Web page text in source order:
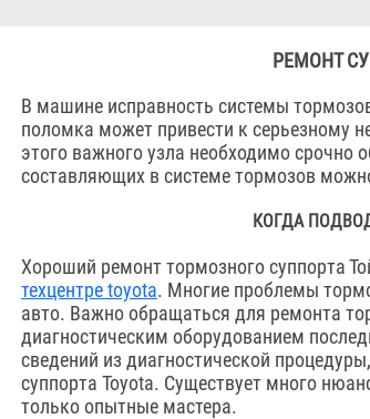
РЕМОНТ
В машине исправность системы
поломка может привести к серьезному
этого важного узла необходимо срочно
составляющих в системе тормозов
КОГДА
Хороший ремонт тормозного суппорта
техцентре toyota. Многие проблемы
авто. Важно обращаться для ремонта
диагностическим оборудованием
сведений из диагностической
суппорта Toyota. Существует много
только опытные мастера.